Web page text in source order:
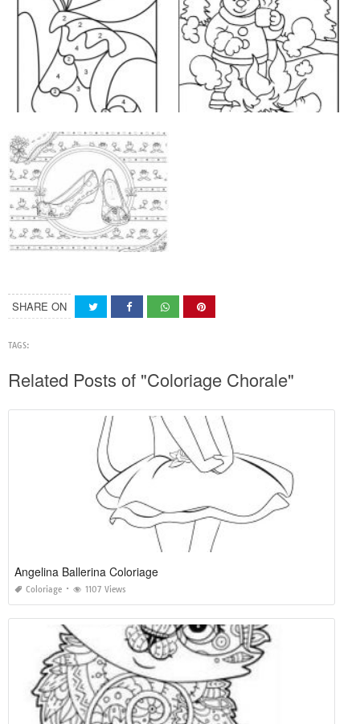
SHARE ON
TAGS:
Related Posts of "Coloriage Chorale"
Angelina Ballerina Coloriage
Coloriage 1107 Views